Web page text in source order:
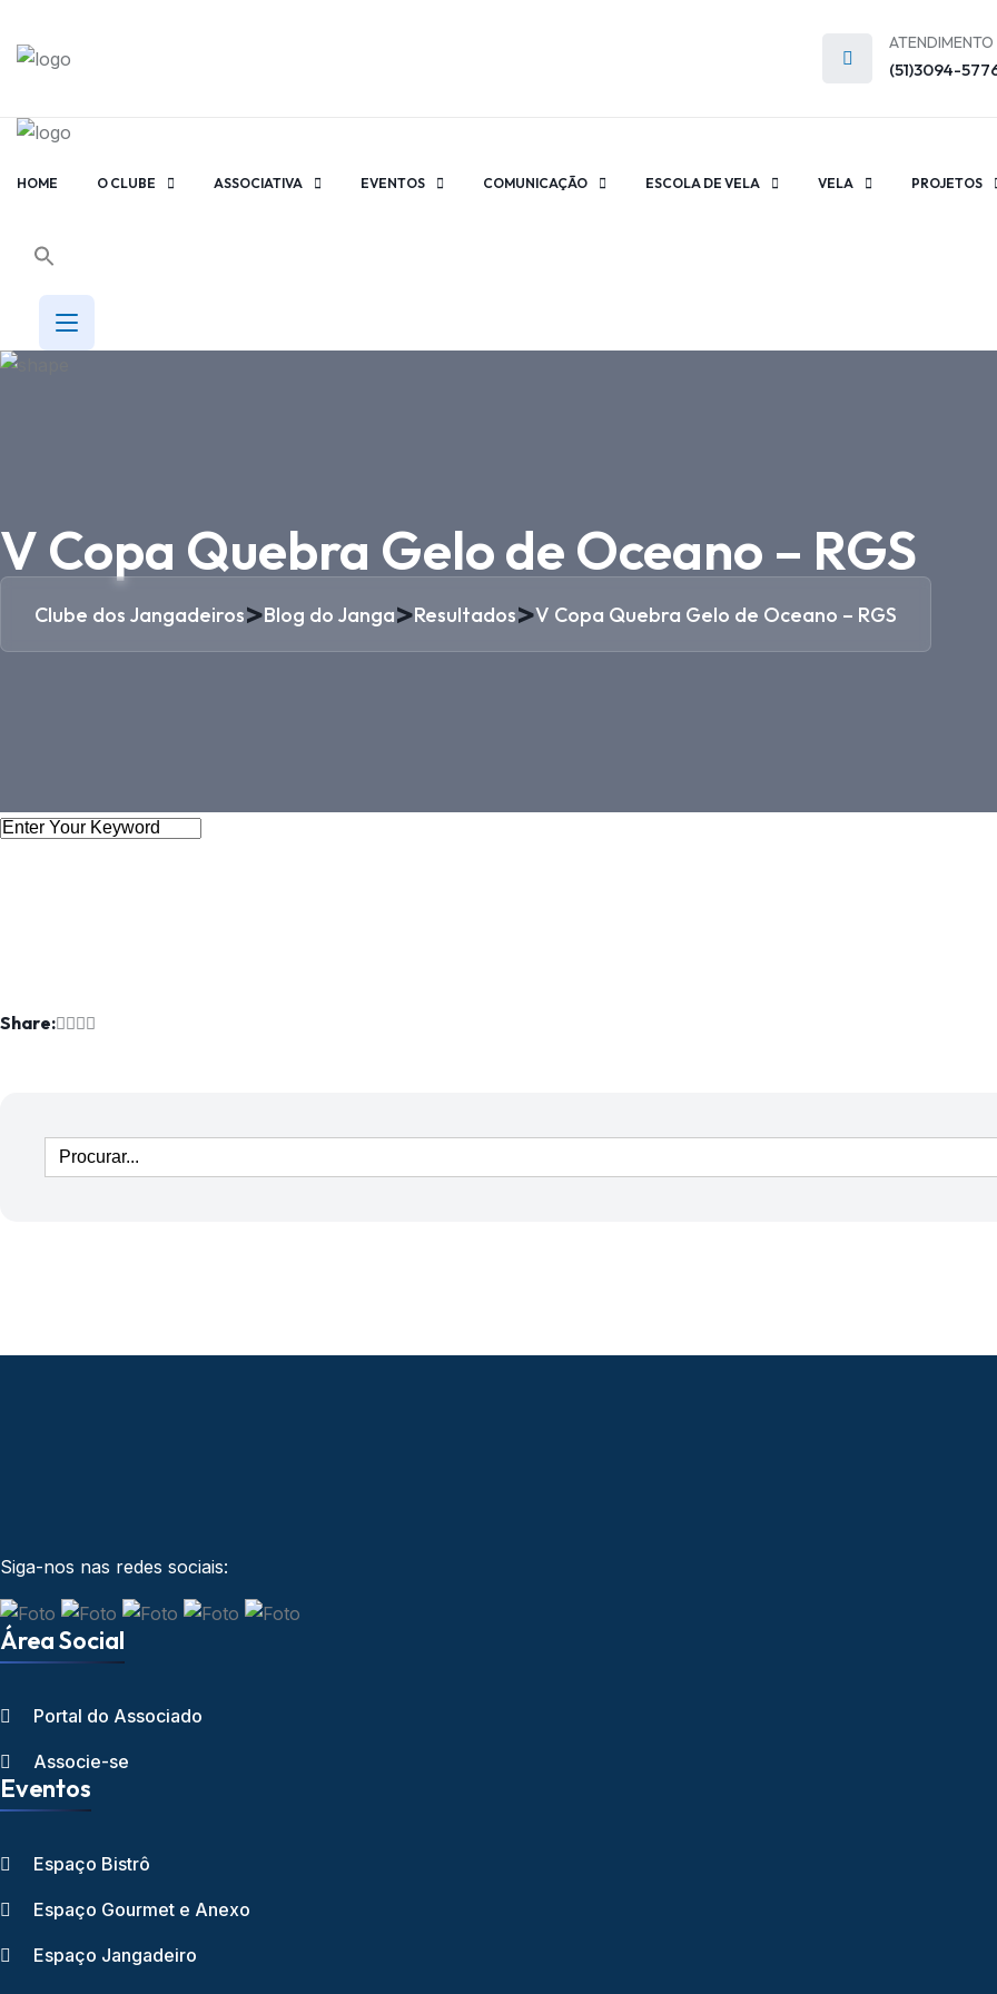
ATENDIMENTO
(51)3094-
HOME O CLUBE ASSOCIATIVA EVENTOS COMUNICAÇÃO ESCOLA DE VELA VELA PROJETOS
V Copa Quebra Gelo de Oceano – RGS
Clube dos Jangadeiros>Blog do Janga>Resultados>V Copa Quebra Gelo de Oceano – RGS
Share:
Siga-nos nas redes sociais:
Área Social
Portal do Associado
Associe-se
Eventos
Espaço Bistrô
Espaço Gourmet e Anexo
Espaço Jangadeiro